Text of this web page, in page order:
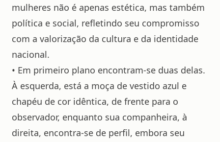
mulheres não é apenas estética, mas também
política e social, refletindo seu compromisso
com a valorização da cultura e da identidade
nacional.
• Em primeiro plano encontram-se duas delas.
À esquerda, está a moça de vestido azul e
chapéu de cor idêntica, de frente para o
observador, enquanto sua companheira, à
direita, encontra-se de perfil, embora seu